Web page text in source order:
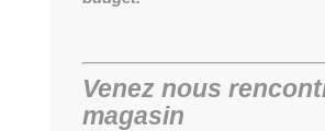
Venez nous
magasin